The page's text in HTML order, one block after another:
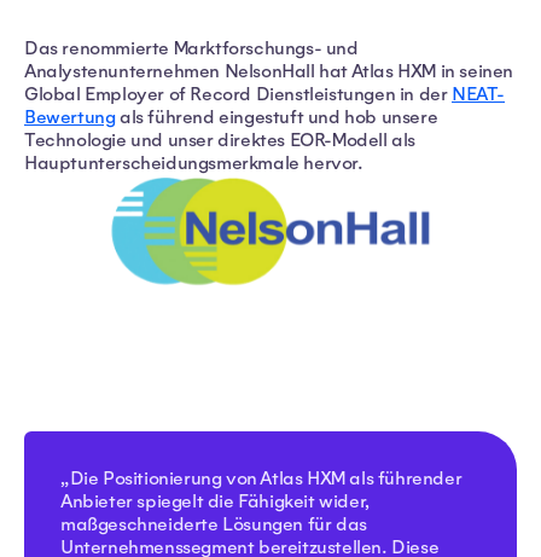
Das renommierte Marktforschungs- und
Analystenunternehmen NelsonHall hat Atlas HXM in seinen
Global Employer of Record Dienstleistungen in der NEAT-
Bewertungals führend eingestuft und hob unsere
Technologie und unser direktes EOR-Modell als
Hauptunterscheidungsmerkmale hervor.
„Die Positionierung von Atlas HXM als führender
Anbieter spiegelt die Fähigkeit wider,
maßgeschneiderte Lösungen für das
Unternehmenssegment bereitzustellen. Diese